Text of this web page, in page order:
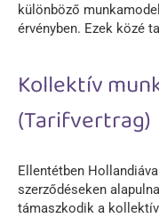
különböző
érvényben. Ezek közé
Kollektív
(Tarifvertrag)
Ellentétben
szerződéseken
támaszkodik a